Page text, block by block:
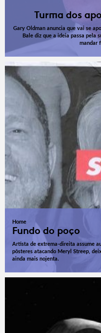
Turma dos
Gary Oldman anuncia que vai se
Bale diz que a ideia passa pela
mandar
Home
Fundo do poço
Artista de extrema-direita assume
pôsteres atacando Meryl Streep,
ainda mais nojenta.